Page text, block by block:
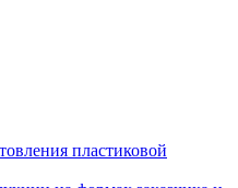
пластиковой